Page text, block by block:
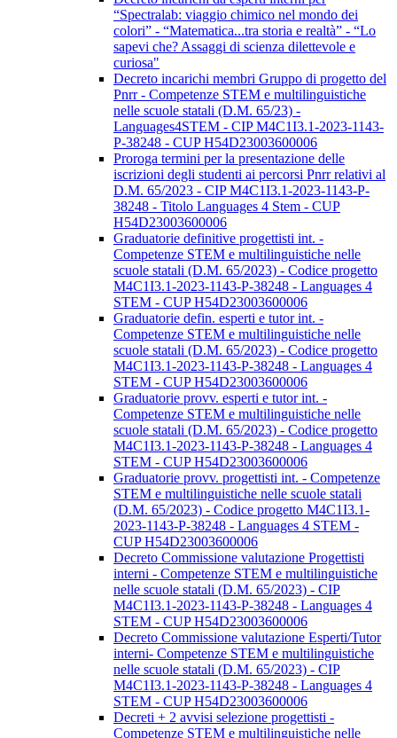
“Spectralab: viaggio chimico nel mondo dei
colori” - “Matematica...tra storia e realtà” - “Lo
sapevi che? Assaggi di scienza dilettevole e
curiosa"
Decreto incarichi membri Gruppo di progetto del
Pnrr - Competenze STEM e multilinguistiche
nelle scuole statali (D.M. 65/23) -
Languages4STEM - CIP M4C1I3.1-2023-1143-
P-38248 - CUP H54D23003600006
Proroga termini per la presentazione delle
iscrizioni degli studenti ai percorsi Pnrr relativi al
D.M. 65/2023 - CIP M4C1I3.1-2023-1143-P-
38248 - Titolo Languages 4 Stem - CUP
H54D23003600006
Graduatorie definitive progettisti int. -
Competenze STEM e multilinguistiche nelle
scuole statali (D.M. 65/2023) - Codice progetto
M4C1I3.1-2023-1143-P-38248 - Languages 4
STEM - CUP H54D23003600006
Graduatorie defin. esperti e tutor int. -
Competenze STEM e multilinguistiche nelle
scuole statali (D.M. 65/2023) - Codice progetto
M4C1I3.1-2023-1143-P-38248 - Languages 4
STEM - CUP H54D23003600006
Graduatorie provv. esperti e tutor int. -
Competenze STEM e multilinguistiche nelle
scuole statali (D.M. 65/2023) - Codice progetto
M4C1I3.1-2023-1143-P-38248 - Languages 4
STEM - CUP H54D23003600006
Graduatorie provv. progettisti int. - Competenze
STEM e multilinguistiche nelle scuole statali
(D.M. 65/2023) - Codice progetto M4C1I3.1-
2023-1143-P-38248 - Languages 4 STEM -
CUP H54D23003600006
Decreto Commissione valutazione Progettisti
interni - Competenze STEM e multilinguistiche
nelle scuole statali (D.M. 65/2023) - CIP
M4C1I3.1-2023-1143-P-38248 - Languages 4
STEM - CUP H54D23003600006
Decreto Commissione valutazione Esperti/Tutor
interni- Competenze STEM e multilinguistiche
nelle scuole statali (D.M. 65/2023) - CIP
M4C1I3.1-2023-1143-P-38248 - Languages 4
STEM - CUP H54D23003600006
Decreti + 2 avvisi selezione progettisti -
Competenze STEM e multilinguistiche nelle